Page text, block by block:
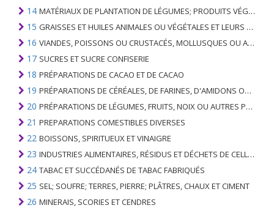
14 MATÉRIAUX DE PLANTATION DE LÉGUMES; PRODUITS VÉGÉTAUX NON DÉNOMMÉS NI COMPRIS AILLEURS
15 GRAISSES ET HUILES ANIMALES OU VÉGÉTALES ET LEURS PRODUITS DE CLIVAGE; GRAISSES ANIMALES PRÉPARÉES; CIRES ANIMALES OU VÉGÉTALES
16 VIANDES, POISSONS OU CRUSTACÉS, MOLLUSQUES OU AUTRES INVERTÉBRÉS AQUATIQUES; PRÉPARATIONS DE CELLES-CI
17 SUCRES ET SUCRE CONFISERIE
18 PRÉPARATIONS DE CACAO ET DE CACAO
19 PRÉPARATIONS DE CÉRÉALES, DE FARINES, D'AMIDONS OU DE LAIT; PRODUITS DE PATISSERIE
20 PRÉPARATIONS DE LÉGUMES, FRUITS, NOIX OU AUTRES PARTIES DE PLANTES
21 PREPARATIONS COMESTIBLES DIVERSES
22 BOISSONS, SPIRITUEUX ET VINAIGRE
23 INDUSTRIES ALIMENTAIRES, RÉSIDUS ET DÉCHETS DE CELLES-CI; FOURRAGE ANIMAL PRÉPARÉ
24 TABAC ET SUCCÉDANÉS DE TABAC FABRIQUÉS
25 SEL; SOUFRE; TERRES, PIERRE; PLÂTRES, CHAUX ET CIMENT
26 MINERAIS, SCORIES ET CENDRES